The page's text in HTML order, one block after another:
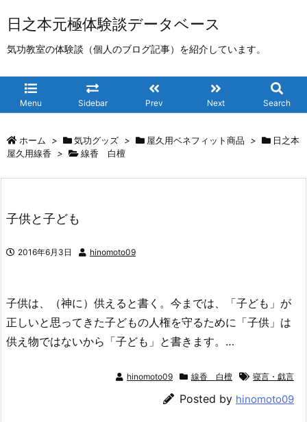
日之本元極体験談データベース
気功教室の体験談（個人のブログ記事）を紹介しています。
Menu Sidebar Prev Next Search
ホーム > 気功グッズ > 屋久用ベネフィット商品 >
日之本
屋久用線香
> 線香 白檀
子供と子ども
2016年6月3日 hinomoto09
子供は、（神に）供えると書く。今までは、「子ども」が
正しいと思ってきた子どもの人権を守るために「子供」は
供え物ではないから「子ども」と書きます。…
hinomoto09 線香 白檀 寝言・戯言
Posted by hinomoto09